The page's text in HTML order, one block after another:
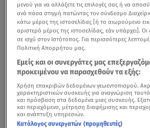
Ο χρόνος μετρά αντίστροφα για τη
διαγωνισμού τηςEurovision 2022 που
πραγματοποιηθεί στο Τορίνο της
γνωστό την Ελλάδα θα εκπροσωπήσει
μενού για να αλλάξετε τις επιλογές σας ή να
ανά πάσα στιγμή πατώντας τον σύνδεσμο
κάτω μέρος της ιστοσελίδας [ή το αιωρούμενο
αριστερό μέρος της ιστοσελίδας, εάν υπάρχει].
σε ισχύ στον Ιστότοπος. Για περισσότερες
Πολιτική Απορρήτου μας.
Εμείς και οι συνεργάτες μας
προκειμένου να παρασχεθούν τα εξής:
Χρήση επακριβών δεδομένων γεωεντοπισμού.
χαρακτηριστικών συσκευής για αναγνώριση
και πρόσβαση στα δεδομένα μιας συσκευής.
και περιεχόμενο, μέτρηση διαφήμισης και
και ανάπτυξη υπηρεσιών.
Κατάλογος συνεργατών (προμηθευτές)